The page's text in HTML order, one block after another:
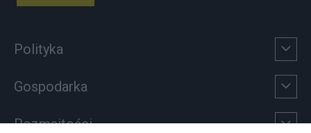
Polityka
Gospodarka
Rozmaitości